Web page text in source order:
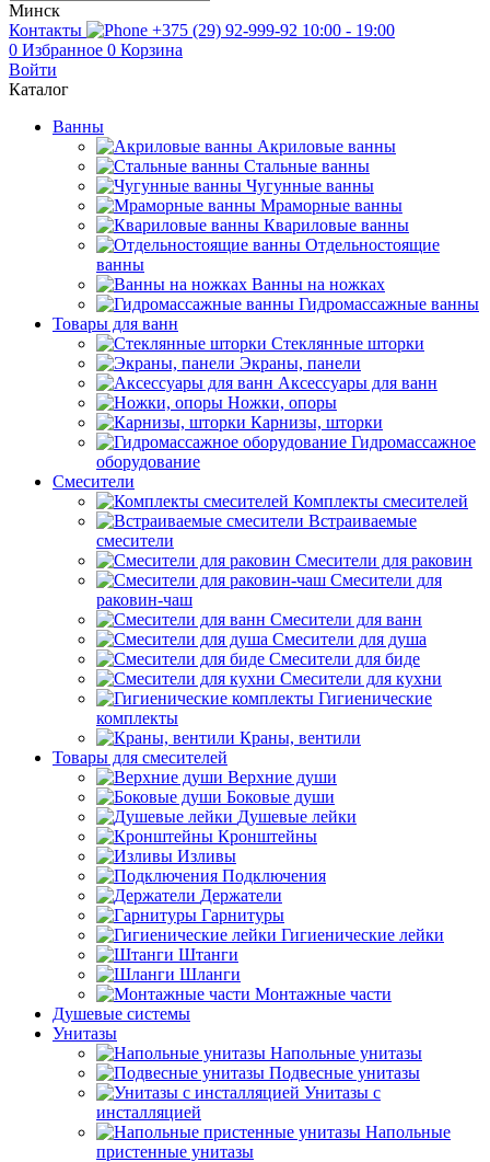
Минск
Контакты
+375 (29) 92-999-92 10:00 - 19:00
0 Избранное 0 Корзина
Войти
Каталог
Ванны
Акриловые ванны
Стальные ванны
Чугунные ванны
Мраморные ванны
Квариловые ванны
Отдельностоящие
ванны
Ванны на ножках
Гидромассажные ванны
Товары для ванн
Стеклянные шторки
Экраны, панели
Аксессуары для ванн
Ножки, опоры
Карнизы, шторки
Гидромассажное
оборудование
Смесители
Комплекты смесителей
Встраиваемые
смесители
Смесители для раковин
Смесители для
раковин-чаш
Смесители для ванн
Смесители для душа
Смесители для биде
Смесители для кухни
Гигиенические
комплекты
Краны, вентили
Товары для смесителей
Верхние души
Боковые души
Душевые лейки
Кронштейны
Изливы
Подключения
Держатели
Гарнитуры
Гигиенические лейки
Штанги
Шланги
Монтажные части
Душевые системы
Унитазы
Напольные унитазы
Подвесные унитазы
Унитазы с
инсталляцией
Напольные
пристенные унитазы